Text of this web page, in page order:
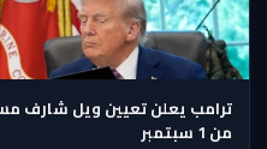
ترامب يعلن تعيين ويل شارف
من 1 سبتمبر